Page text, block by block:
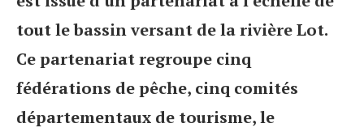
tout le bassin versant de la rivière Lot.
Ce partenariat regroupe cinq
fédérations de pêche, cinq comités
départementaux de tourisme, le